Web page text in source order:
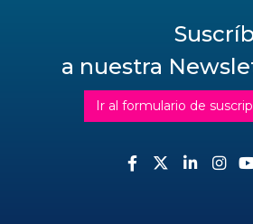
a nuestra
Ir al formulario de